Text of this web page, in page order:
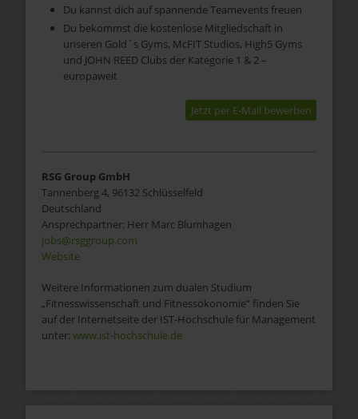
Du kannst dich auf spannende Teamevents freuen
Du bekommst die kostenlose Mitgliedschaft in
unseren Gold´s Gyms, McFIT Studios, High5 Gyms
und JOHN REED Clubs der Kategorie 1 & 2 –
europaweit
Jetzt per E-Mail bewerben
RSG Group GmbH
Tannenberg 4, 96132 Schlüsselfeld
Deutschland
Ansprechpartner: Herr Marc Blumhagen
jobs@rsggroup.com
Website
Weitere Informationen zum dualen Studium
„Fitnesswissenschaft und Fitnessökonomie“ finden Sie
auf der Internetseite der IST-Hochschule für Management
unter: www.ist-hochschule.de